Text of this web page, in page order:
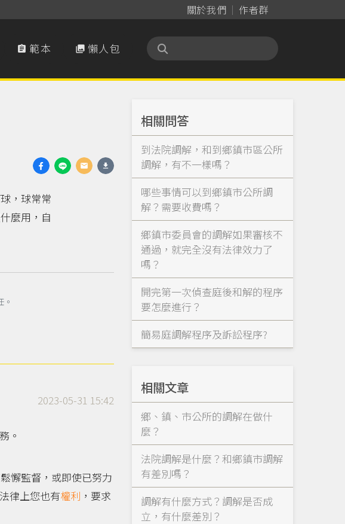
關於我們 作者群
 範本  懶人包
，球常常
麼用，自
2023-05-31 15:42
。
懈監督，或即使已努力
律上您也有權利 ，要求
相關問答
到法院調解，和到鄉鎮市區公所
調解，有不一樣嗎？
哪些事情可以到鄉鎮市公所調
解？需要收費嗎？
鄉鎮市委員會的調解如果審核不
通過，就完全沒有法律效力了
嗎？
開完第一次偵查庭後和解的程序
要怎麼進行？
簡易庭調解程序及訴訟程序?
相關文章
鄉、鎮、市公所的調解在做什
麼？
法院調解是什麼？和鄉鎮市調解
有差別嗎？
調解有什麼方式？調解是否成
立，有什麼差別？